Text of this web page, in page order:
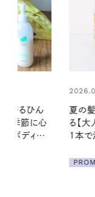
レッシュす
プー】 この
中心地よく
リー